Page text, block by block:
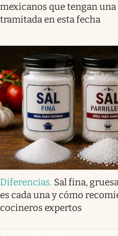
mexicanos que tengan una
tramitada en esta fecha
Diferencias. Sal fina,
es cada una y cómo
cocineros expertos